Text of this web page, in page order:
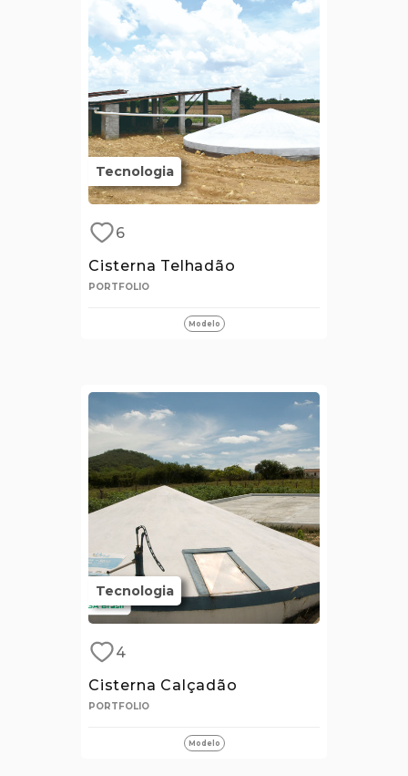
Tecnologia
6
Cisterna Telhadão
PORTFOLIO
Modelo
Tecnologia
4
Cisterna Calçadão
PORTFOLIO
Modelo